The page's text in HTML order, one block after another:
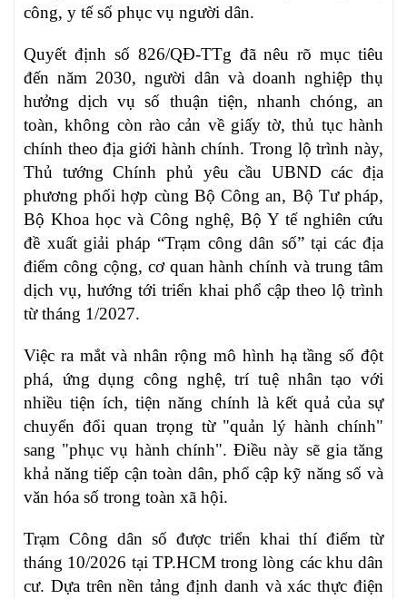
công, y tế số phục vụ người dân.
Quyết định số 826/QĐ-TTg đã nêu rõ mục tiêu
đến năm 2030, người dân và doanh nghiệp thụ
hưởng dịch vụ số thuận tiện, nhanh chóng, an
toàn, không còn rào cản về giấy tờ, thủ tục hành
chính theo địa giới hành chính. Trong lộ trình này,
Thủ tướng Chính phủ yêu cầu UBND các địa
phương phối hợp cùng Bộ Công an, Bộ Tư pháp,
Bộ Khoa học và Công nghệ, Bộ Y tế nghiên cứu
đề xuất giải pháp “Trạm công dân số” tại các địa
điểm công cộng, cơ quan hành chính và trung tâm
dịch vụ, hướng tới triển khai phổ cập theo lộ trình
từ tháng 1/2027.
Việc ra mắt và nhân rộng mô hình hạ tầng số đột
phá, ứng dụng công nghệ, trí tuệ nhân tạo với
nhiều tiện ích, tiện năng chính là kết quả của sự
chuyển đổi quan trọng từ "quản lý hành chính"
sang "phục vụ hành chính". Điều này sẽ gia tăng
khả năng tiếp cận toàn dân, phổ cập kỹ năng số và
văn hóa số trong toàn xã hội.
Trạm Công dân số được triển khai thí điểm từ
tháng 10/2026 tại TP.HCM trong lòng các khu dân
cư. Dựa trên nền tảng định danh và xác thực điện